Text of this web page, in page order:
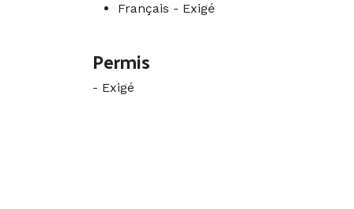
Français - Exigé
Permis
- Exigé